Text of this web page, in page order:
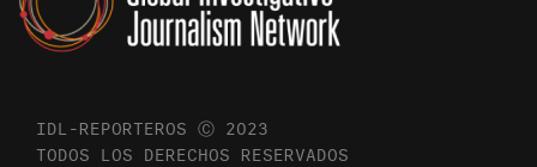
IDL-REPORTEROS Ⓒ 2023
TODOS LOS DERECHOS RESERVADOS